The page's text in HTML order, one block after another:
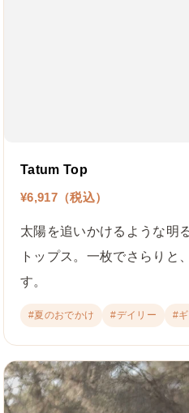
Tatum Top
¥6,917（税込）
太陽を追いかけるような明
トップス。一枚でさらりと
す。
#夏のおでかけ #デイリー #